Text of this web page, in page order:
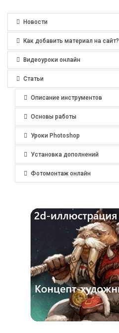
Новости
Как добавить материал на сайт?
Видеоуроки онлайн
Статьи
Описание инструментов
Основы работы
Уроки Photoshop
Установка дополнений
Фотомонтаж онлайн